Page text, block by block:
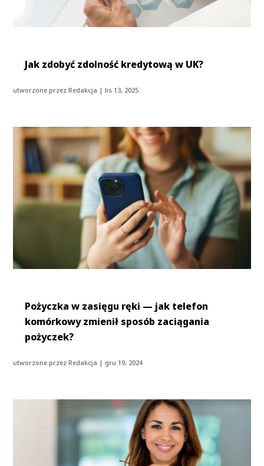
Jak zdobyć zdolność kredytową w UK?
utworzone przezRedakcja |lis 13, 2025
Pożyczka w zasięgu ręki — jak telefon
komórkowy zmienił sposób zaciągania
pożyczek?
utworzone przezRedakcja | gru 19, 2024